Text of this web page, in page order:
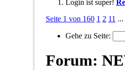
Login ist super!
Seite 1 von 160 1 2 11 ...
Gehe zu Seite:
Forum: